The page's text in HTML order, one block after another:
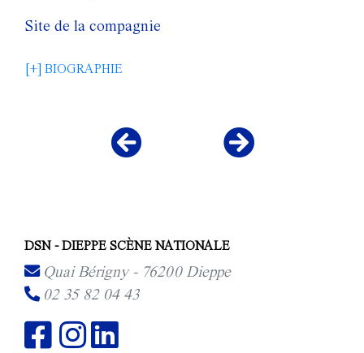
Site de la compagnie
[+] BIOGRAPHIE
DSN - DIEPPE SCÈNE NATIONALE
Quai Bérigny - 76200 Dieppe
02 35 82 04 43